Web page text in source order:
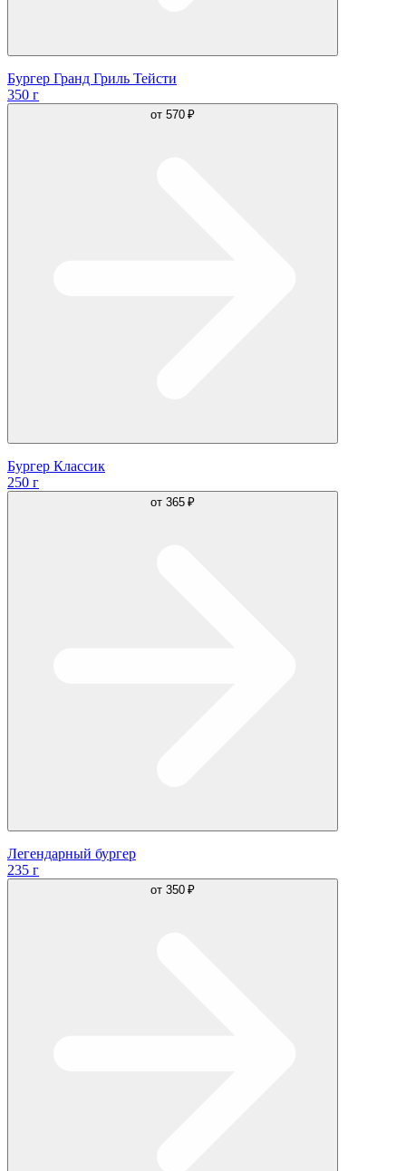
Бургер Гранд Гриль Тейсти
350 г
от 570 ₽
Бургер Классик
250 г
от 365 ₽
Легендарный бургер
235 г
от 350 ₽